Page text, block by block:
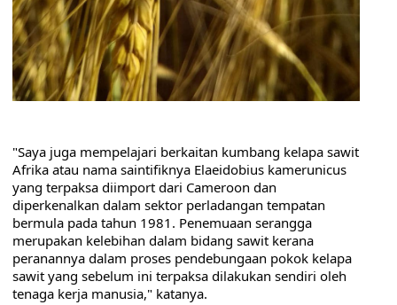
"Saya juga mempelajari berkaitan kumbang kelapa sawit
Afrika atau nama saintifiknya Elaeidobius kamerunicus
yang terpaksa diimport dari Cameroon dan
diperkenalkan dalam sektor perladangan tempatan
bermula pada tahun 1981. Penemuaan serangga
merupakan kelebihan dalam bidang sawit kerana
peranannya dalam proses pendebungaan pokok kelapa
sawit yang sebelum ini terpaksa dilakukan sendiri oleh
tenaga kerja manusia," katanya.